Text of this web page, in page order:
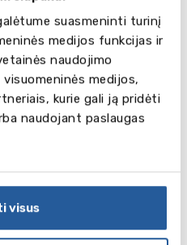
suasmeninti turinį
medijos funkcijas ir
naudojimo
medijos,
kurie gali ją pridėti
naudojant paslaugas
visus
Worcester
School of
English
nuo 1960 GBP